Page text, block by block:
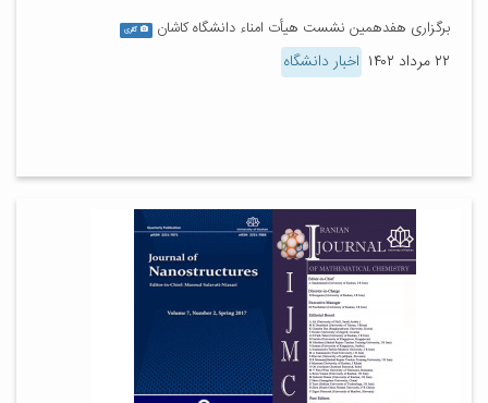
برگزاری هفدهمین نشست هیأت امناء دانشگاه کاشان گالری
۲۲ مرداد ۱۴۰۲ اخبار دانشگاه